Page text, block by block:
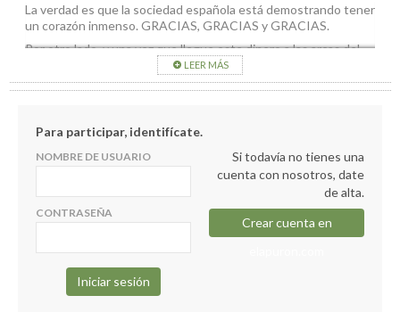
La verdad es que la sociedad española está demostrando tener
un corazón inmenso. GRACIAS, GRACIAS y GRACIAS.
Por otro lado, y una vez que llegue este dinero a las arcas del
Cabildo, ¿sabrá gestionarlo bien? ¿tendrá la capacidad y el
conocimiento suficiente para hacerlo?
LEER MÁS
Para participar, identifícate.
NOMBRE DE USUARIO
CONTRASEÑA
Si todavía no tienes una
cuenta con nosotros, date
de alta.
Crear cuenta en